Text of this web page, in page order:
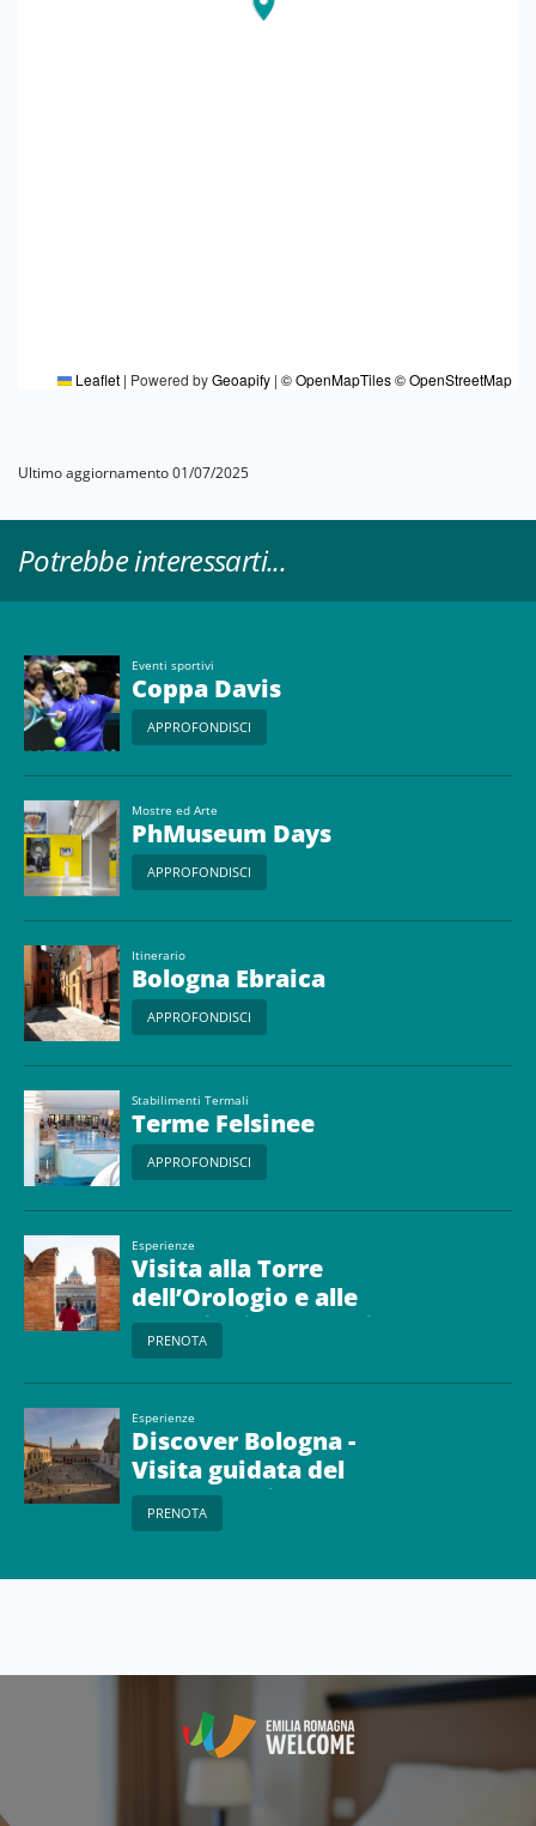
Leaflet | Powered byGeoapify | © OpenMapTiles© OpenStreetMap
Ultimo aggiornamento 01/07/2025
Potrebbe interessarti...
Eventi sportivi
Coppa Davis
APPROFONDISCI
Mostre ed Arte
PhMuseum Days
APPROFONDISCI
Itinerario
Bologna Ebraica
APPROFONDISCI
Stabilimenti Termali
Terme Felsinee
APPROFONDISCI
Esperienze
Visita alla Torre
dell’Orologio e alle
Collezioni Comunali
d’Arte
PRENOTA
Esperienze
Discover Bologna -
Visita guidata del
centro storico
PRENOTA